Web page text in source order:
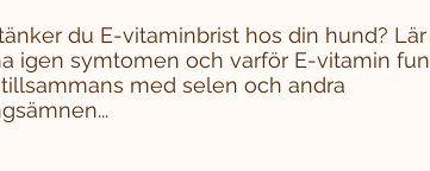
du E-vitaminbrist hos din hund?
igen symtomen och varför E-vitamin
med selen och andra